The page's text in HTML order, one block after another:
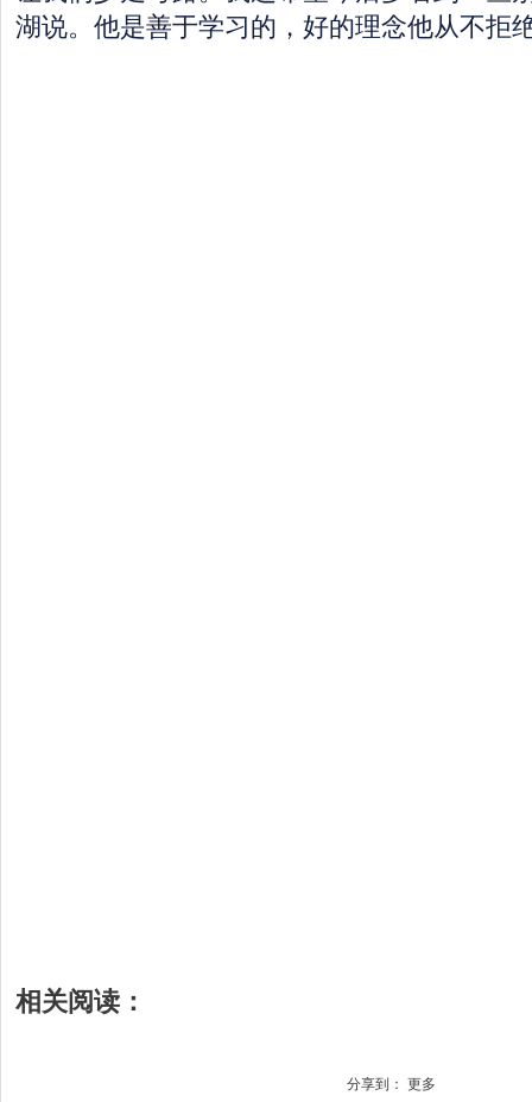
湖说。他是善于学习的，好的理念他从不拒
相关阅读：
分享到： 更多